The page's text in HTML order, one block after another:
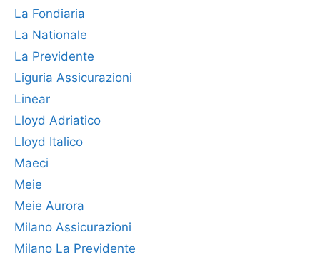
La Fondiaria
La Nationale
La Previdente
Liguria Assicurazioni
Linear
Lloyd Adriatico
Lloyd Italico
Maeci
Meie
Meie Aurora
Milano Assicurazioni
Milano La Previdente